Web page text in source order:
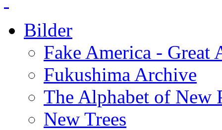
Bilder
Fake America - Great
Fukushima Archive
The Alphabet of New
New Trees